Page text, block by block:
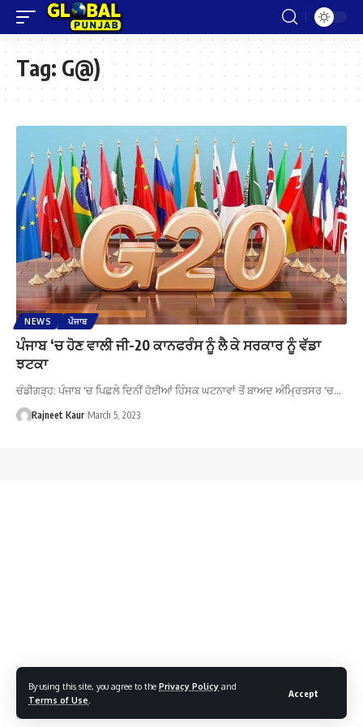
By using this site, you agree to the Privacy Policy and
Terms of Use
Accept
Tag: G@)
NEWS ਪੰਜਾਬ
ਪੰਜਾਬ ‘ਚ ਹੋਣ ਵਾਲੀ ਜੀ-20 ਕਾਨਫਰੰਸ ਨੂੰ ਲੈ ਕੇ ਸਰਕਾਰ ਨੂੰ ਵੱਡਾ
ਝਟਕਾ
ਚੰਡੀਗੜ੍ਹ: ਪੰਜਾਬ 'ਚ ਪਿਛਲੇ ਦਿਨੀਂ ਹੋਈਆਂ ਹਿੰਸਕ ਘਟਨਾਵਾਂ ਤੋਂ ਬਾਅਦ ਅੰਮ੍ਰਿਤਸਰ 'ਚ…
Rajneet Kaur March 5, 2023